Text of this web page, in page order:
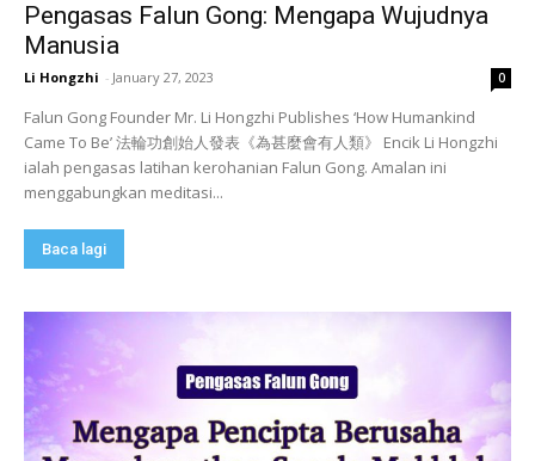
Pengasas Falun Gong: Mengapa Wujudnya
Manusia
Li Hongzhi - January 27, 2023 0
Falun Gong Founder Mr. Li Hongzhi Publishes ‘How Humankind
Came To Be’ 法輪功創始人發表《為甚麼會有人類》 Encik Li Hongzhi
ialah pengasas latihan kerohanian Falun Gong. Amalan ini
menggabungkan meditasi...
Baca lagi